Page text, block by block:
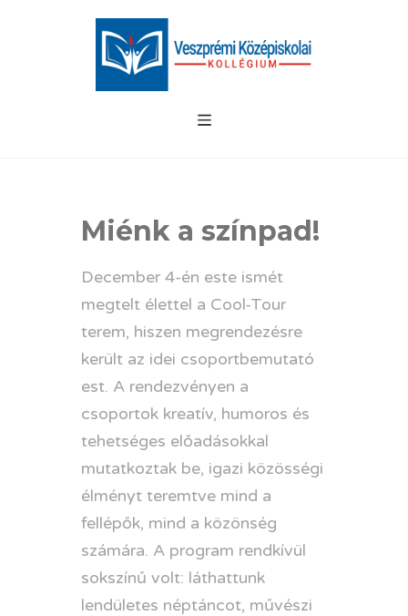
Miénk a színpad!
December 4-én este ismét
megtelt élettel a Cool-Tour
terem, hiszen megrendezésre
került az idei csoportbemutató
est. A rendezvényen a
csoportok kreatív, humoros és
tehetséges előadásokkal
mutatkoztak be, igazi közösségi
élményt teremtve mind a
fellépők, mind a közönség
számára. A program rendkívül
sokszínű volt: láthattunk
lendületes néptáncot, művészi